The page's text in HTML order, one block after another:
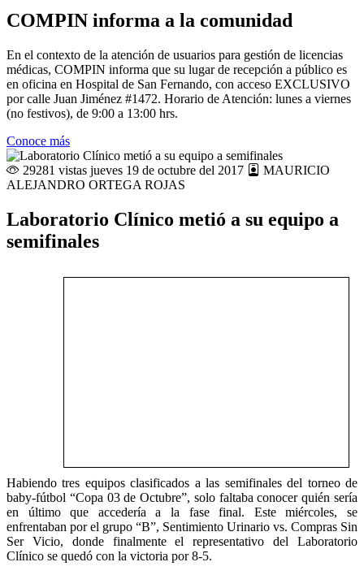
COMPIN informa a la comunidad
En el contexto de la atención de usuarios para gestión de licencias
médicas, COMPIN informa que su lugar de recepción a público es
en oficina en Hospital de San Fernando, con acceso EXCLUSIVO
por calle Juan Jiménez #1472. Horario de Atención: lunes a viernes
(no festivos), de 9:00 a 13:00 hrs.
Conoce más
29281 vistas jueves 19 de octubre del 2017
MAURICIO
ALEJANDRO ORTEGA ROJAS
Laboratorio Clínico metió a su equipo a
semifinales
Habiendo tres equipos clasificados a las semifinales del torneo de
baby-fútbol “Copa 03 de Octubre”, solo faltaba conocer quién sería
en último que accedería a la fase final. Este miércoles, se
enfrentaban por el grupo “B”, Sentimiento Urinario vs. Compras Sin
Ser Vicio, donde finalmente el representativo del Laboratorio
Clínico se quedó con la victoria por 8-5.